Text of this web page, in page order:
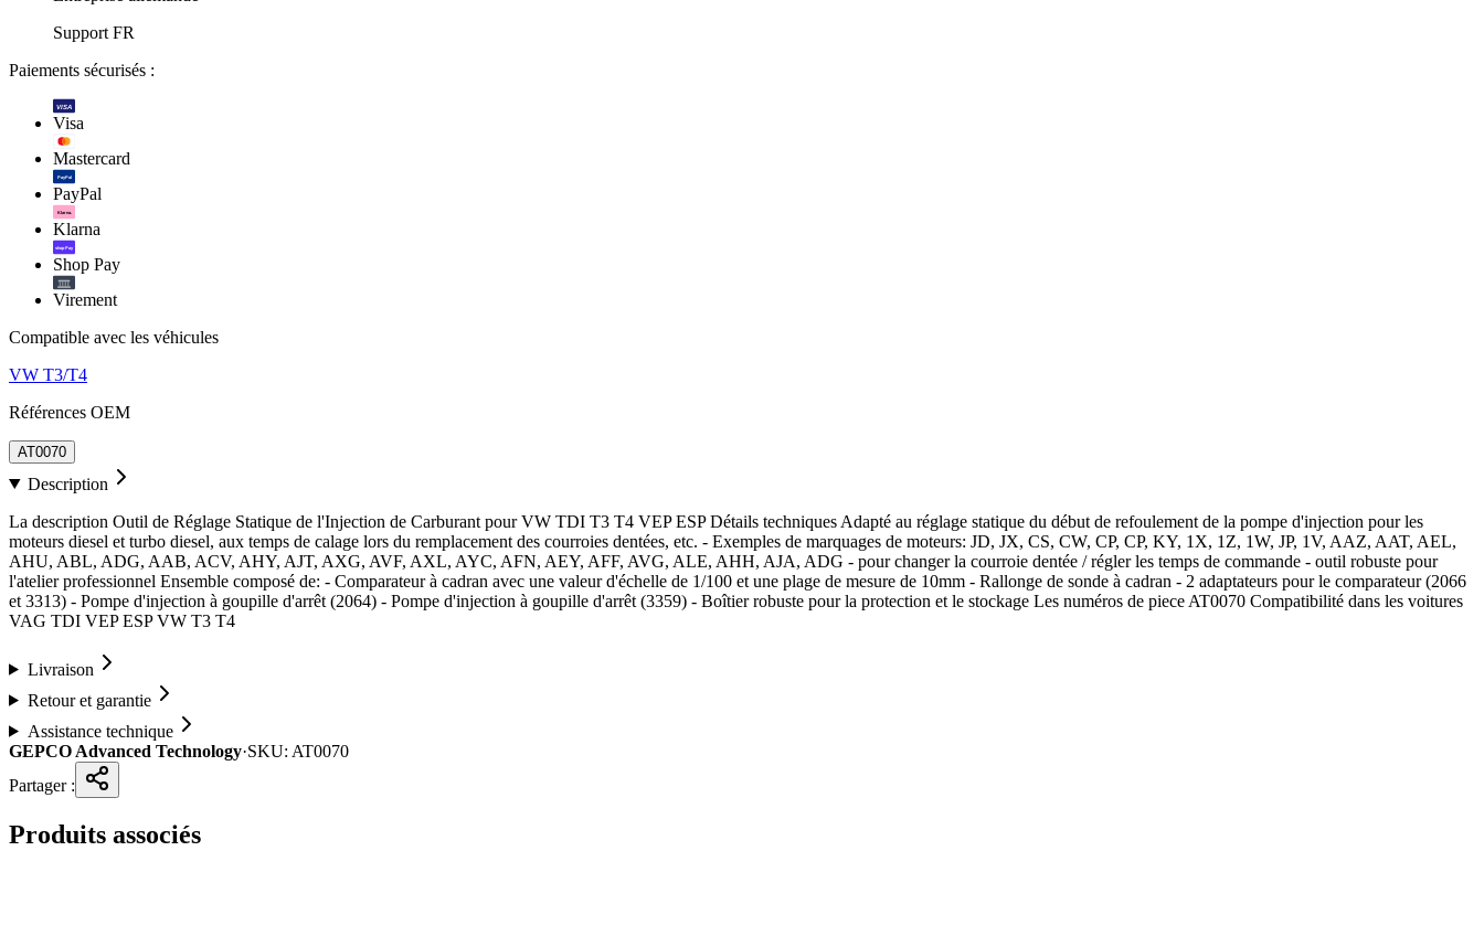
Support FR
Paiements sécurisés :
VISA
Visa
Mastercard
PayPal
PayPal
Klarna.
Klarna
shop Pay
Shop Pay
Virement
Compatible avec les véhicules
VW T3/T4
Références OEM
AT0070
Description
La description Outil de Réglage Statique de l'Injection de Carburant pour VW TDI T3 T4 VEP ESP Détails techniques Adapté au réglage statique du début de refoulement de la pompe d'injection pour les
moteurs diesel et turbo diesel, aux temps de calage lors du remplacement des courroies dentées, etc. - Exemples de marquages de moteurs: JD, JX, CS, CW, CP, CP, KY, 1X, 1Z, 1W, JP, 1V, AAZ, AAT, AEL,
AHU, ABL, ADG, AAB, ACV, AHY, AJT, AXG, AVF, AXL, AYC, AFN, AEY, AFF, AVG, ALE, AHH, AJA, ADG - pour changer la courroie dentée / régler les temps de commande - outil robuste pour
l'atelier professionnel Ensemble composé de: - Comparateur à cadran avec une valeur d'échelle de 1/100 et une plage de mesure de 10mm - Rallonge de sonde à cadran - 2 adaptateurs pour le comparateur (2066
et 3313) - Pompe d'injection à goupille d'arrêt (2064) - Pompe d'injection à goupille d'arrêt (3359) - Boîtier robuste pour la protection et le stockage Les numéros de piece AT0070 Compatibilité dans les voitures
VAG TDI VEP ESP VW T3 T4
Livraison
Retour et garantie
Assistance technique
GEPCO Advanced Technology·SKU: AT0070
Partager :
Produits associés